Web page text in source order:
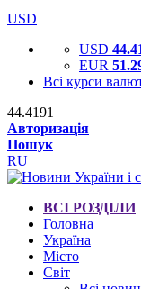
USD
USD
EUR
Всі курси
44.4191
Авторизація
Пошук
RU
ВСІ РОЗДІЛИ
Головна
Україна
Місто
Світ